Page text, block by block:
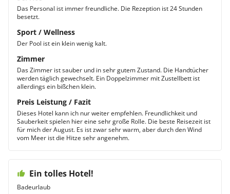
Das Personal ist immer freundliche. Die Rezeption ist 24 Stunden
besetzt.
Sport / Wellness
Der Pool ist ein klein wenig kalt.
Zimmer
Das Zimmer ist sauber und in sehr gutem Zustand. Die Handtücher
werden täglich gewechselt. Ein Doppelzimmer mit Zustellbett ist
allerdings ein bißchen klein.
Preis Leistung / Fazit
Dieses Hotel kann ich nur weiter empfehlen. Freundlichkeit und
Sauberkeit spielen hier eine sehr große Rolle. Die beste Reisezeit ist
für mich der August. Es ist zwar sehr warm, aber durch den Wind
vom Meer ist die Hitze sehr angenehm.
Ein tolles Hotel!
Badeurlaub